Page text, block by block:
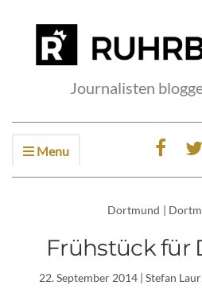
Journalisten
Menu
Dortmund |
Frühstück für
22. September 2014 | Stefan